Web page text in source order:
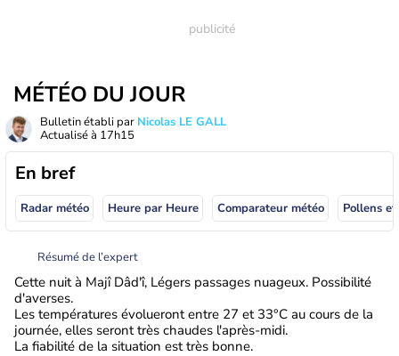
MÉTÉO DU JOUR
Bulletin établi par Nicolas LE GALL
Actualisé à 17h15
En bref
Radar météo Heure par Heure Comparateur météo Pollens
Résumé de l’expert
Cette nuit à Majî Dâd'î, Légers passages nuageux. Possibilité
d'averses.
Les températures évolueront entre 27 et 33°C au cours de la
journée, elles seront très chaudes l'après-midi.
La fiabilité de la situation est très bonne.